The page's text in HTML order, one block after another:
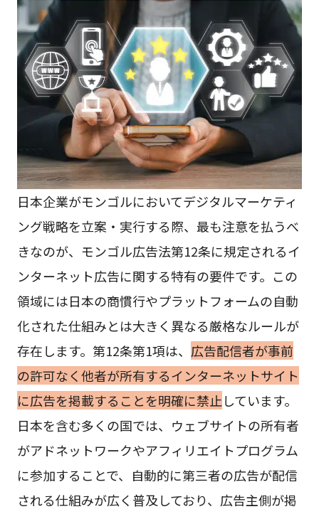
日本企業がモンゴルにおいてデジタルマーケティ
ング戦略を立案・実行する際、最も注意を払うべ
きなのが、モンゴル広告法第12条に規定されるイ
ンターネット広告に関する特有の要件です。この
領域には日本の商慣行やプラットフォームの自動
化された仕組みとは大きく異なる厳格なルールが
存在します。第12条第1項は、 広告配信者が事前
の許可なく他者が所有するインターネットサイト
に広告を掲載することを明確に禁止しています。
日本を含む多くの国では、ウェブサイトの所有者
がアドネットワークやアフィリエイトプログラム
に参加することで、自動的に第三者の広告が配信
される仕組みが広く普及しており、広告主側が掲